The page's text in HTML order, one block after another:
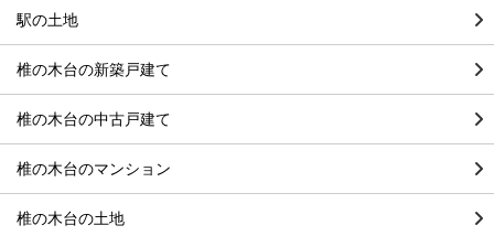
駅の土地
椎の木台の新築戸建て
椎の木台の中古戸建て
椎の木台のマンション
椎の木台の土地